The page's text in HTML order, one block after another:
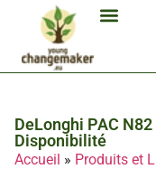
DeLonghi PAC
Disponibilité
Accueil » Produits et